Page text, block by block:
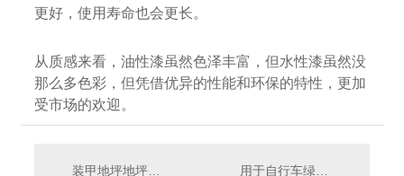
更好，使用寿命也会更长。
从质感来看，油性漆虽然色泽丰富，但水性漆虽然没
那么多色彩，但凭借优异的性能和环保的特性，更加
受市场的欢迎。